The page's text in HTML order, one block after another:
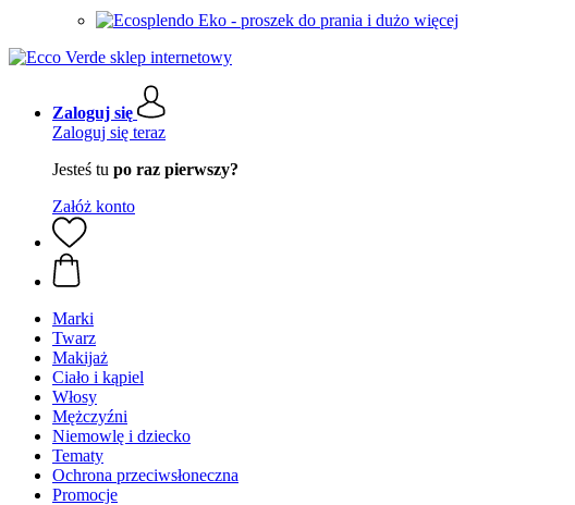
Eko - proszek do prania i dużo więcej
Zaloguj się
Zaloguj się teraz
Jesteś tu po raz pierwszy?
Załóż konto
Marki
Twarz
Makijaż
Ciało i kąpiel
Włosy
Mężczyźni
Niemowlę i dziecko
Tematy
Ochrona przeciwsłoneczna
Promocje